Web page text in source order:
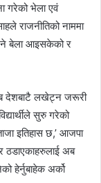
गरेको भेला एवं
राजनीतिको नाममा
बेला आइसकेको र
देशबाटै लखेट्न जरूरी
सुरु गरेको
इतिहास छ,’ आजपा
ठडाएकाहरुलाई अब
हेर्नुबाहेक अर्को